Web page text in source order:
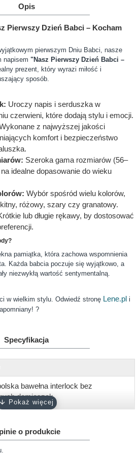
Opis
Pierwszy Dzień Babci – Kocham
pierwszym Dniu Babci, nasze
napisem "Nasz Pierwszy Dzień Babci –
prezent, który wyrazi miłość i
sposób.
Uroczy napis i serduszka w
czerwieni, które dodają stylu i emocji.
z najwyższej jakości
komfort i bezpieczeństwo
Szeroka gama rozmiarów (56–
idealne dopasowanie do wieku
Wybór spośród wielu kolorów,
różowy, szary czy granatowy.
lub długie rękawy, by dostosować
pamiątka, która zachowa wspomnienia
Każda babcia poczuje się wyjątkowo, a
niezwykłą wartość sentymentalną.
w wielkim stylu. Odwiedź stronę Lene.pl i
?
Specyfikacja
bawełna interlock bez
domieszek
o produkcie